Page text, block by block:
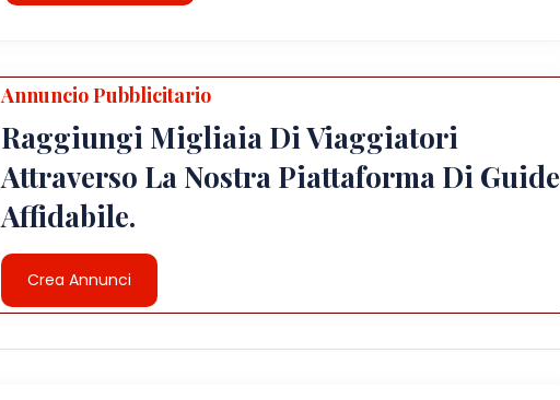
Annuncio Pubblicitario
Raggiungi Migliaia Di Viaggiatori
Attraverso La Nostra Piattaforma Di Guide
Affidabile.
Crea Annunci